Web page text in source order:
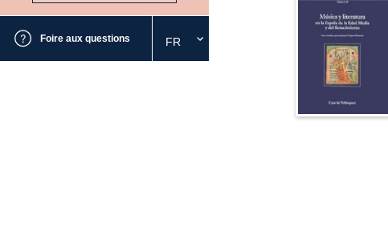
Foire aux questions
Sélectionnez
la
FR